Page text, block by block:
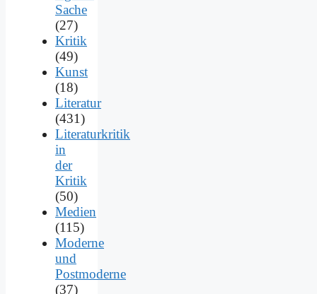
Sache
(27)
Kritik
(49)
Kunst
(18)
Literatur
(431)
Literaturkritik
in
der
Kritik
(50)
Medien
(115)
Moderne
und
Postmoderne
(37)